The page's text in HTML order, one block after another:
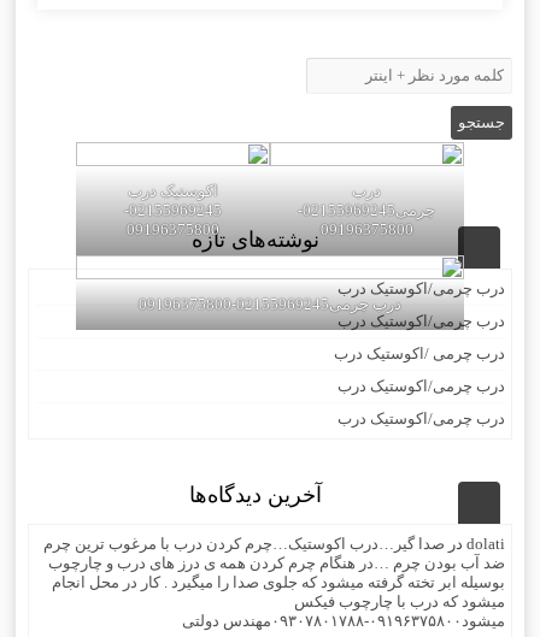
درب
چرمی02155969245-
09196375800
اکوستیک درب
02155969245-
09196375800
درب چرمی02155969245-09196375800
نوشته‌های تازه
درب چرمی/اکوستیک درب
درب چرمی/اکوستیک درب
درب چرمی /اکوستیک درب
درب چرمی/اکوستیک درب
درب چرمی/اکوستیک درب
آخرین دیدگاه‌ها
dolati در صدا گیر…درب اکوستیک…چرم کردن درب با مرغوب ترین چرم
ضد آب بودن چرم …در هنگام چرم کردن همه ی درز های درب و چارچوب
بوسیله ابر تخته گرفته میشود که جلوی صدا را میگیرد . کار در محل انجام
میشود که درب با چارچوب فیکس
میشود۰۹۱۹۶۳۷۵۸۰۰-۰۹۳۰۷۸۰۱۷۸۸مهندس دولتی